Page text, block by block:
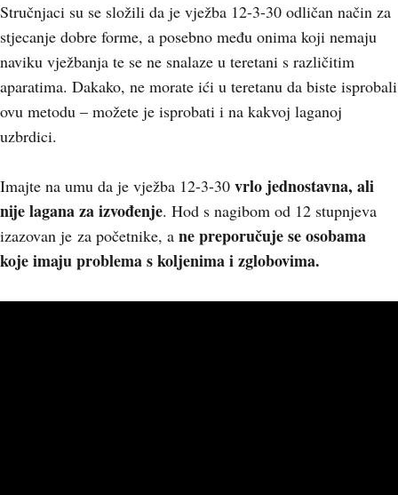
Stručnjaci su se složili da je vježba 12-3-30 odličan način za
stjecanje dobre forme, a posebno među onima koji nemaju
naviku vježbanja te se ne snalaze u teretani s različitim
aparatima. Dakako, ne morate ići u teretanu da biste isprobali
ovu metodu – možete je isprobati i na kakvoj laganoj
uzbrdici.
Imajte na umu da je vježba 12-3-30 vrlo jednostavna, ali
nije lagana za izvođenje. Hod s nagibom od 12 stupnjeva
izazovan je za početnike, a ne preporučuje se osobama
koje imaju problema s koljenima i zglobovima.